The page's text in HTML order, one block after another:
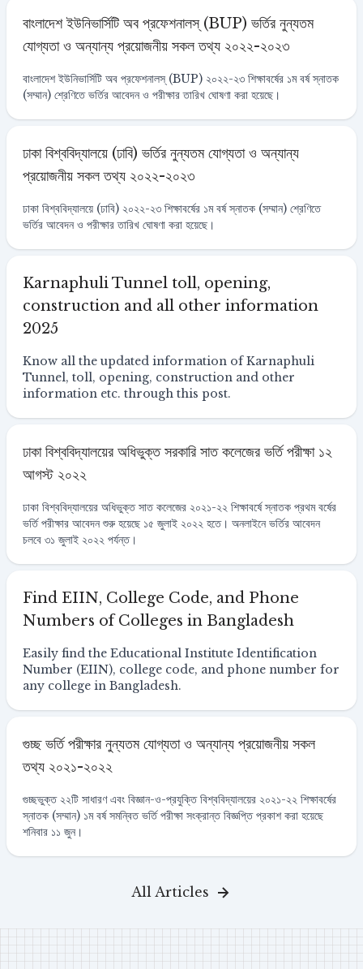
বাংলাদেশ ইউনিভার্সিটি অব প্রফেশনালস্ (BUP) ভর্তির নুন্যতম
যোগ্যতা ও অন্যান্য প্রয়োজনীয় সকল তথ্য ২০২২-২০২৩
বাংলাদেশ ইউনিভার্সিটি অব প্রফেশনালস্ (BUP) ২০২২-২৩ শিক্ষাবর্ষের ১ম বর্ষ স্নাতক
(সম্মান) শ্রেণিতে ভর্তির আবেদন ও পরীক্ষার তারিখ ঘোষণা করা হয়েছে।
ঢাকা বিশ্ববিদ্যালয়ে (ঢাবি) ভর্তির নুন্যতম যোগ্যতা ও অন্যান্য
প্রয়োজনীয় সকল তথ্য ২০২২-২০২৩
ঢাকা বিশ্ববিদ্যালয়ে (ঢাবি) ২০২২-২৩ শিক্ষাবর্ষের ১ম বর্ষ স্নাতক (সম্মান) শ্রেণিতে
ভর্তির আবেদন ও পরীক্ষার তারিখ ঘোষণা করা হয়েছে।
Karnaphuli Tunnel toll, opening,
construction and all other information
2025
Know all the updated information of Karnaphuli
Tunnel, toll, opening, construction and other
information etc. through this post.
ঢাকা বিশ্ববিদ্যালয়ের অধিভুক্ত সরকারি সাত কলেজের ভর্তি পরীক্ষা ১২
আগস্ট ২০২২
ঢাকা বিশ্ববিদ্যালয়ের অধিভুক্ত সাত কলেজের ২০২১-২২ শিক্ষাবর্ষে স্নাতক প্রথম বর্ষের
ভর্তি পরীক্ষার আবেদন শুরু হয়েছে ১৫ জুলাই ২০২২ হতে। অনলাইনে ভর্তির আবেদন
চলবে ৩১ জুলাই ২০২২ পর্যন্ত।
Find EIIN, College Code, and Phone
Numbers of Colleges in Bangladesh
Easily find the Educational Institute Identification
Number (EIIN), college code, and phone number for
any college in Bangladesh.
গুচ্ছ ভর্তি পরীক্ষার নুন্যতম যোগ্যতা ও অন্যান্য প্রয়োজনীয় সকল
তথ্য ২০২১-২০২২
গুচ্ছভুক্ত ২২টি সাধারণ এবং বিজ্ঞান-ও-প্রযুক্তি বিশ্ববিদ্যালয়ের ২০২১-২২ শিক্ষাবর্ষের
স্নাতক (সম্মান) ১ম বর্ষ সমন্বিত ভর্তি পরীক্ষা সংক্রান্ত বিজ্ঞপ্তি প্রকাশ করা হয়েছে
শনিবার ১১ জুন।
All Articles